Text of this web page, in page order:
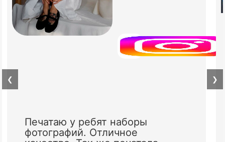
Печатаю у ребят наборы
фотографий. Отличное
❮ ❯